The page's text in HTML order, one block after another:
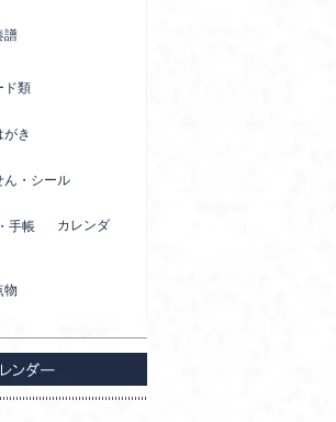
譜
ド類
がき
ん・シール
カレンダ
物